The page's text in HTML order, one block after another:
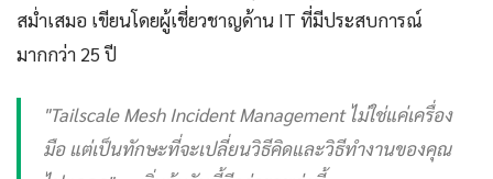
สม่ำเสมอ เขียนโดยผู้เชี่ยวชาญด้าน IT ที่มีประสบการณ์
มากกว่า 25 ปี
"Tailscale Mesh Incident Management ไม่ใช่แค่เครื่อง
มือ แต่เป็นทักษะที่จะเปลี่ยนวิธีคิดและวิธีทำงานของคุณ